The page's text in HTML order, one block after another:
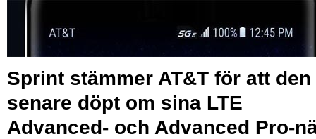
Sprint stämmer AT&T för att den
senare döpt om sina LTE
Advanced- och Advanced Pro-